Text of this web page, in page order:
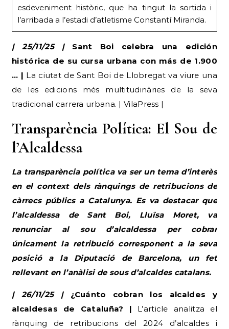
esdeveniment històric, que ha tingut la sortida i
l’arribada a l’estadi d’atletisme Constantí Miranda.
| 25/11/25 | Sant Boi celebra una edición
histórica de su cursa urbana con más de 1.900
… | La ciutat de Sant Boi de Llobregat va viure una
de les edicions més multitudinàries de la seva
tradicional carrera urbana. | VilaPress |
Transparència Política: El Sou de
l’Alcaldessa
La transparència política va ser un tema d’interès
en el context dels rànquings de retribucions de
càrrecs públics a Catalunya. Es va destacar que
l’alcaldessa de Sant Boi, Lluïsa Moret, va
renunciar al sou d’alcaldessa per cobrar
únicament la retribució corresponent a la seva
posició a la Diputació de Barcelona, un fet
rellevant en l’anàlisi de sous d’alcaldes catalans.
| 26/11/25 | ¿Cuánto cobran los alcaldes y
alcaldesas de Cataluña? | L’article analitza el
rànquing de retribucions del 2024 d’alcaldes i